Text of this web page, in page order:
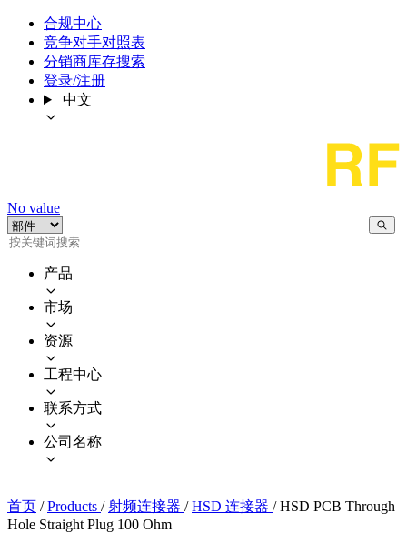
合规中心
竞争对手对照表
分销商库存搜索
登录/注册
中文
No value
产品
市场
资源
工程中心
联系方式
公司名称
首页 / Products / 射频连接器 / HSD 连接器 / HSD PCB Through
Hole Straight Plug 100 Ohm